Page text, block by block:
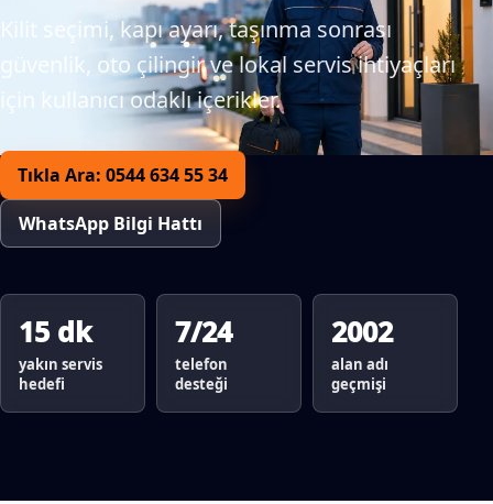
Kilit seçimi, kapı ayarı, taşınma sonrası
güvenlik, oto çilingir ve lokal servis ihtiyaçları
için kullanıcı odaklı içerikler.
Tıkla Ara: 0544 634 55 34
WhatsApp Bilgi Hattı
15 dk
yakın servis
hedefi
7/24
telefon
desteği
2002
alan adı
geçmişi